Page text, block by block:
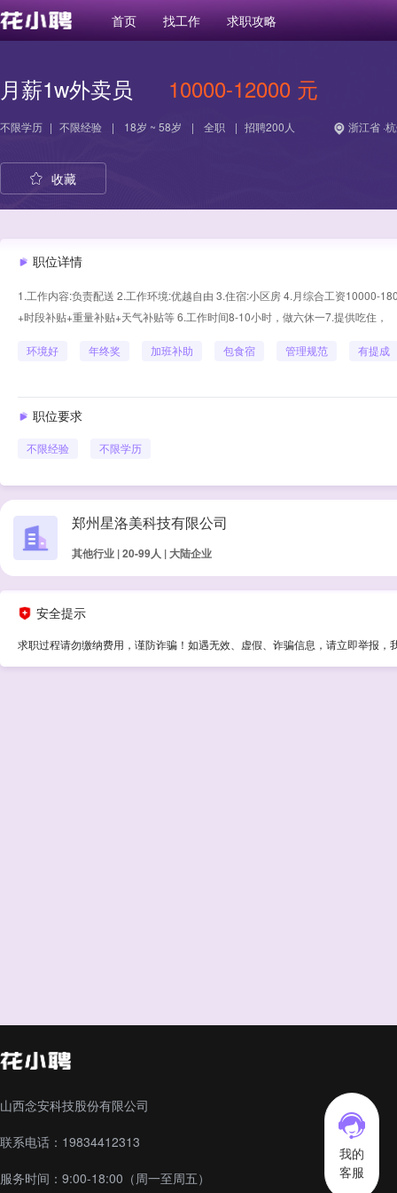
首页 找工作 求职攻略
我的
客服
月薪1w外卖员 10000-12000 元
不限学历 | 不限经验 | 18岁 ~ 58岁 | 全职 | 招聘200人 浙江省 ·
收藏
职位详情
1.工作内容:负责配送 2.工作环境:优越自由 3.住宿:小区房 4.月综合工资10000-
+时段补贴+重量补贴+天气补贴等 6.工作时间8-10小时，做六休一7.提供吃住，
环境好 年终奖 加班补助 包食宿 管理规范 有提成
职位要求
不限经验 不限学历
郑州星洛美科技有限公司
其他行业 | 20-99人 | 大陆企业
安全提示
求职过程请勿缴纳费用，谨防诈骗！如遇无效、虚假、诈骗信息，请立即举报，
山西念安科技股份有限公司
联系电话：19834412313
服务时间：9:00-18:00（周一至周五）